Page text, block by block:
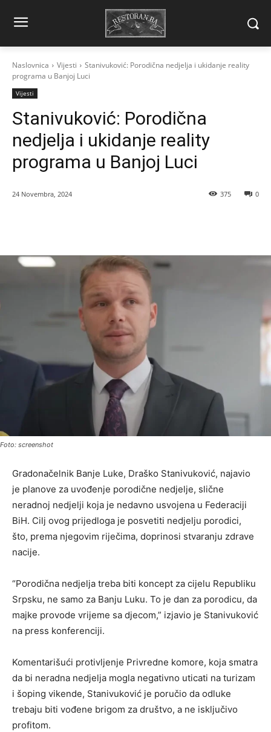
Naslovnica Vijesti
Stanivuković: Porodična nedjelja i ukidanje reality
programa u Banjoj Luci
Vijesti
Stanivuković: Porodična
nedjelja i ukidanje reality
programa u Banjoj Luci
24 Novembra, 2024 0
375
Foto: screenshot
Gradonačelnik Banje Luke, Draško Stanivuković, najavio
je planove za uvođenje porodične nedjelje, slične
neradnoj nedjelji koja je nedavno usvojena u Federaciji
BiH. Cilj ovog prijedloga je posvetiti nedjelju porodici,
što, prema njegovim riječima, doprinosi stvaranju zdrave
nacije.
“Porodična nedjelja treba biti koncept za cijelu Republiku
Srpsku, ne samo za Banju Luku. To je dan za porodicu, da
majke provode vrijeme sa djecom,” izjavio je Stanivuković
na press konferenciji.
Komentarišući protivljenje Privredne komore, koja smatra
da bi neradna nedjelja mogla negativno uticati na turizam
i šoping vikende, Stanivuković je poručio da odluke
trebaju biti vođene brigom za društvo, a ne isključivo
profitom.